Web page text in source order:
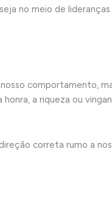
no meio de lideranças
comportamento,
a riqueza ou
correta rumo a